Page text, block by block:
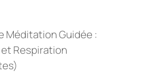
Méditation Guidée :
Respiration